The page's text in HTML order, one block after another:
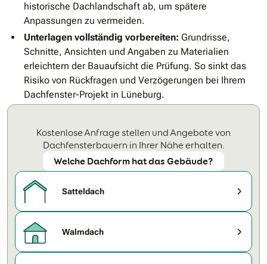
historische Dachlandschaft ab, um spätere
Anpassungen zu vermeiden.
Unterlagen vollständig vorbereiten: Grundrisse,
Schnitte, Ansichten und Angaben zu Materialien
erleichtern der Bauaufsicht die Prüfung. So sinkt das
Risiko von Rückfragen und Verzögerungen bei Ihrem
Dachfenster-Projekt in Lüneburg.
Kostenlose Anfrage stellen und Angebote von
Dachfensterbauern in Ihrer Nähe erhalten.
Welche Dachform hat das Gebäude?
Satteldach
Walmdach